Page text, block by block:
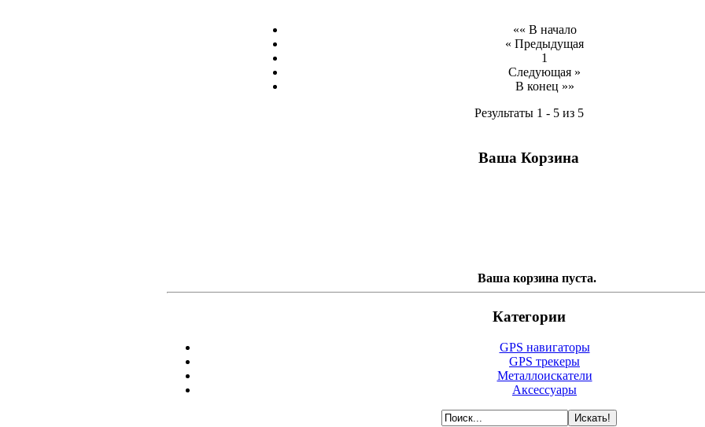
«« В начало
« Предыдущая
1
Следующая »
В конец »»
Результаты 1 - 5 из 5
Ваша Корзина
Ваша корзина пуста.
Категории
GPS навигаторы
GPS трекеры
Металлоискатели
Аксессуары